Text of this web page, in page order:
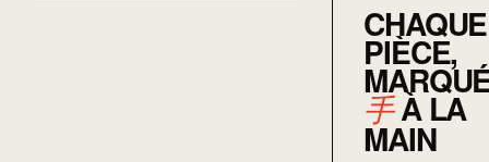
CHAQUE
PIÈCE,
手À LA
MAIN